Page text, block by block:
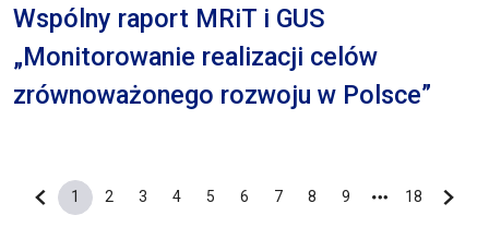
Wspólny raport MRiT i GUS
„Monitorowanie realizacji celów
zrównoważonego rozwoju w Polsce”
Poprzednia strona
Bieżąca strona
1
Strona
2
Strona
3
Strona
4
Strona
5
Strona
6
Strona
7
Strona
8
Strona
9
Ostatnia
18